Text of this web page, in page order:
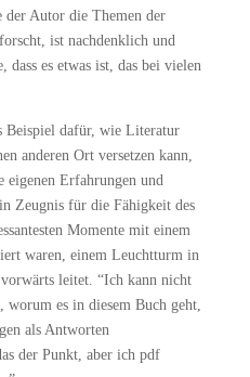
Autor die Themen der
ist nachdenklich und
es etwas ist, das bei vielen
Beispiel dafür, wie Literatur
anderen Ort versetzen kann,
eigenen Erfahrungen und
Zeugnis für die Fähigkeit des
Momente mit einem
waren, einem Leuchtturm in
leitet. “Ich kann nicht
worum es in diesem Buch geht,
als Antworten
der Punkt, aber ich pdf